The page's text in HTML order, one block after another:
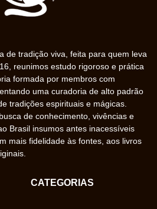
de tradição viva, feita para quem leva
reunimos estudo rigoroso e prática
formada por membros com
uma curadoria de alto padrão
tradições espirituais e mágicas.
de conhecimento, vivências e
Brasil insumos antes inacessíveis
mais fidelidade às fontes, aos livros
CATEGORIAS